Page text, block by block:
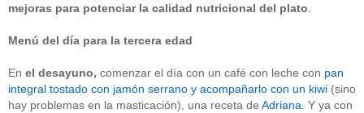
mejoras para potenciar la calidad nutricional del plato
Menú del día para la tercera edad
En el desayuno, comenzar el día con un café con leche con pan
integral tostado con jamón serrano y acompañarlo con un kiwi (sino
hay problemas en la masticación), una receta de Adriana . Y ya con